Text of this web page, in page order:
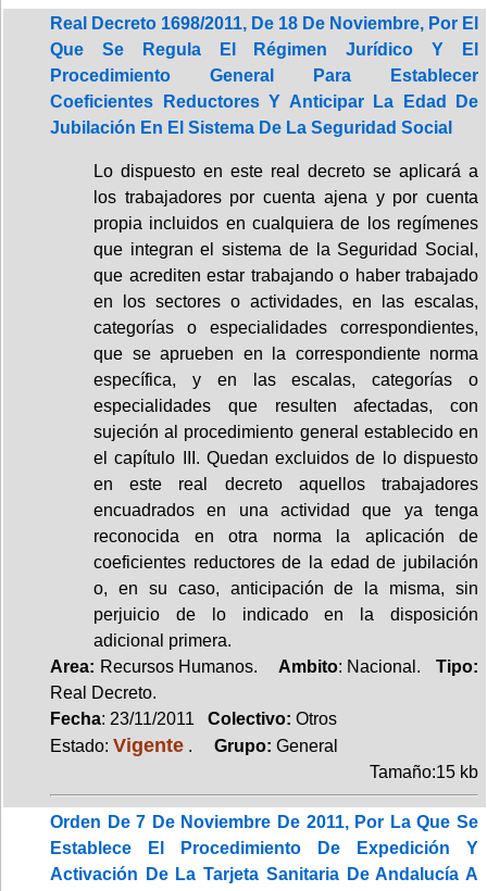
Real Decreto 1698/2011, De 18 De Noviembre, Por El
Que Se Regula El Régimen Jurídico Y El
Procedimiento General Para Establecer
Coeficientes Reductores Y Anticipar La Edad De
Jubilación En El Sistema De La Seguridad Social
Lo dispuesto en este real decreto se aplicará a
los trabajadores por cuenta ajena y por cuenta
propia incluidos en cualquiera de los regímenes
que integran el sistema de la Seguridad Social,
que acrediten estar trabajando o haber trabajado
en los sectores o actividades, en las escalas,
categorías o especialidades correspondientes,
que se aprueben en la correspondiente norma
específica, y en las escalas, categorías o
especialidades que resulten afectadas, con
sujeción al procedimiento general establecido en
el capítulo III. Quedan excluidos de lo dispuesto
en este real decreto aquellos trabajadores
encuadrados en una actividad que ya tenga
reconocida en otra norma la aplicación de
coeficientes reductores de la edad de jubilación
o, en su caso, anticipación de la misma, sin
perjuicio de lo indicado en la disposición
adicional primera.
Area: Recursos Humanos. Ambito: Nacional.Tipo:
Real Decreto.
Fecha: 23/11/2011 Colectivo: Otros
Estado: Vigente . Grupo: General
Tamaño:15 kb
Orden De 7 De Noviembre De 2011, Por La Que Se
Establece El Procedimiento De Expedición Y
Activación De La Tarjeta Sanitaria De Andalucía A